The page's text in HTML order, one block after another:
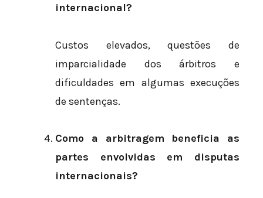
internacional?
Custos elevados, questões de
imparcialidade dos árbitros e
dificuldades em algumas execuções
de sentenças.
Como a arbitragem beneficia as
partes envolvidas em disputas
internacionais?